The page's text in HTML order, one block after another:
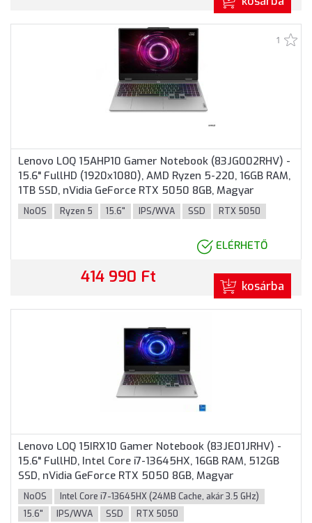
1
Lenovo LOQ 15AHP10 Gamer Notebook (83JG002RHV) -
15.6" FullHD (1920x1080), AMD Ryzen 5-220, 16GB RAM,
1TB SSD, nVidia GeForce RTX 5050 8GB, Magyar
billentyűzet, Operációs rendszer nélkül, 3 év garancia,
Sötétszürke színben
NoOS Ryzen 5 15.6" IPS/WVA SSD RTX 5050
ELÉRHETŐ
414 990 Ft kosárba
Lenovo LOQ 15IRX10 Gamer Notebook (83JE01JRHV) -
15.6" FullHD, Intel Core i7-13645HX, 16GB RAM, 512GB
SSD, nVidia GeForce RTX 5050 8GB, Magyar
billentyűzet, Operációs rendszer nélkül, 3 év garancia,
Sötétszürke színben
NoOS
Intel Core i7-13645HX (24MB Cache, akár 3.5 GHz)
15.6"
IPS/WVA SSD RTX 5050